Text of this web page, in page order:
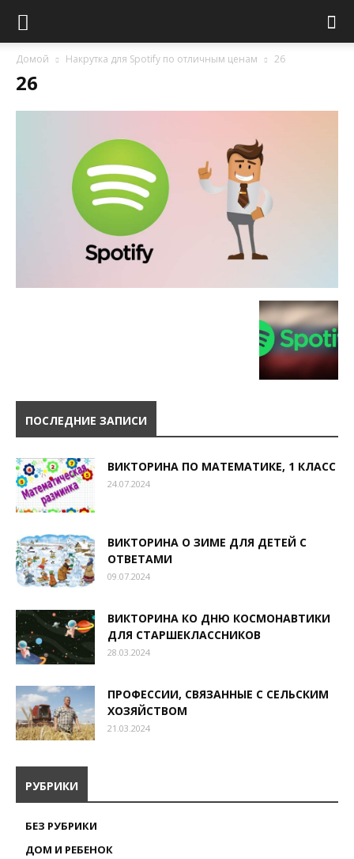
Домой Накрутка для Spotify по отличным ценам 26
26
ПОСЛЕДНИЕ ЗАПИСИ
ВИКТОРИНА ПО МАТЕМАТИКЕ, 1 КЛАСС
24.07.2024
ВИКТОРИНА О ЗИМЕ ДЛЯ ДЕТЕЙ С
ОТВЕТАМИ
09.07.2024
ВИКТОРИНА КО ДНЮ КОСМОНАВТИКИ
ДЛЯ СТАРШЕКЛАССНИКОВ
28.03.2024
ПРОФЕССИИ, СВЯЗАННЫЕ С СЕЛЬСКИМ
ХОЗЯЙСТВОМ
21.03.2024
РУБРИКИ
БЕЗ РУБРИКИ
ДОМ И РЕБЕНОК